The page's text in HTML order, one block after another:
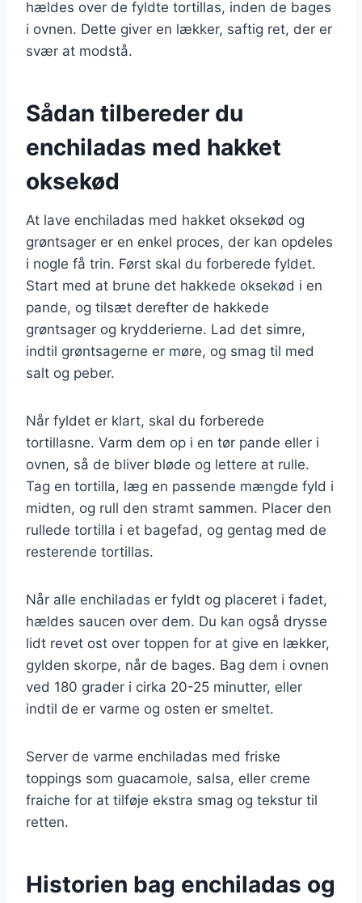
hældes over de fyldte tortillas, inden de bages
i ovnen. Dette giver en lækker, saftig ret, der er
svær at modstå.
Sådan tilbereder du
enchiladas med hakket
oksekød
At lave enchiladas med hakket oksekød og
grøntsager er en enkel proces, der kan opdeles
i nogle få trin. Først skal du forberede fyldet.
Start med at brune det hakkede oksekød i en
pande, og tilsæt derefter de hakkede
grøntsager og krydderierne. Lad det simre,
indtil grøntsagerne er møre, og smag til med
salt og peber.
Når fyldet er klart, skal du forberede
tortillasne. Varm dem op i en tør pande eller i
ovnen, så de bliver bløde og lettere at rulle.
Tag en tortilla, læg en passende mængde fyld i
midten, og rull den stramt sammen. Placer den
rullede tortilla i et bagefad, og gentag med de
resterende tortillas.
Når alle enchiladas er fyldt og placeret i fadet,
hældes saucen over dem. Du kan også drysse
lidt revet ost over toppen for at give en lækker,
gylden skorpe, når de bages. Bag dem i ovnen
ved 180 grader i cirka 20-25 minutter, eller
indtil de er varme og osten er smeltet.
Server de varme enchiladas med friske
toppings som guacamole, salsa, eller creme
fraiche for at tilføje ekstra smag og tekstur til
retten.
Historien bag enchiladas og